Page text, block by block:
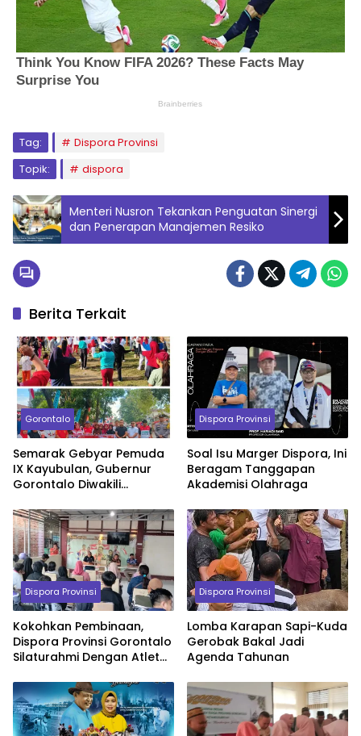
Tag:
Dispora Provinsi
Topik:
dispora
Menteri Nusron Tekankan Penguatan Sinergi
dan Penerapan Manajemen Resiko
Berita Terkait
Gorontalo
Semarak Gebyar Pemuda
IX Kayubulan, Gubernur
Gorontalo Diwakili
Masyarakat
Dispora Provinsi
Soal Isu Marger Dispora, Ini
Beragam Tanggapan
Akademisi Olahraga
Dispora Provinsi
Kokohkan Pembinaan,
Dispora Provinsi Gorontalo
Silaturahmi Dengan Atlet
Dispora Provinsi
Lomba Karapan Sapi-Kuda
Gerobak Bakal Jadi
Agenda Tahunan